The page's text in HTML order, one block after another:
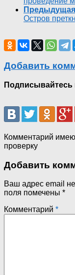
Остров
Добавить
Подписывайтесь
Комментарий
проверку
Добавить
Ваш адрес email
поля помечены *
Комментарий *